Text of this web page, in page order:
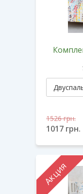
1526грн.
1017 грн.
Акция